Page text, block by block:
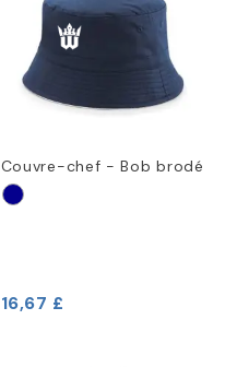
Couvre-chef - Bob brodé
16,67 £